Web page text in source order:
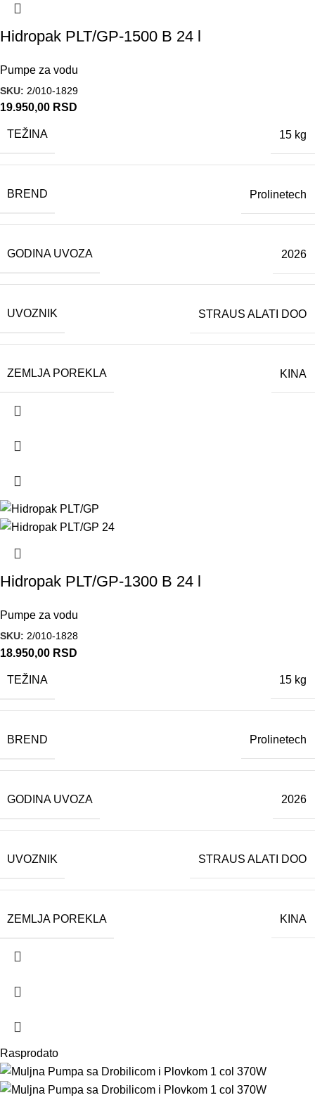
Hidropak PLT/GP-1500 B 24 l
Pumpe za vodu
SKU: 2/010-1829
19.950,00 RSD
TEŽINA 15 kg
BREND Prolinetech
GODINA UVOZA 2026
UVOZNIK STRAUS ALATI DOO
ZEMLJA POREKLA KINA
Hidropak PLT/GP-1300 B 24 l
Pumpe za vodu
SKU: 2/010-1828
18.950,00 RSD
TEŽINA 15 kg
BREND Prolinetech
GODINA UVOZA 2026
UVOZNIK STRAUS ALATI DOO
ZEMLJA POREKLA KINA
Rasprodato